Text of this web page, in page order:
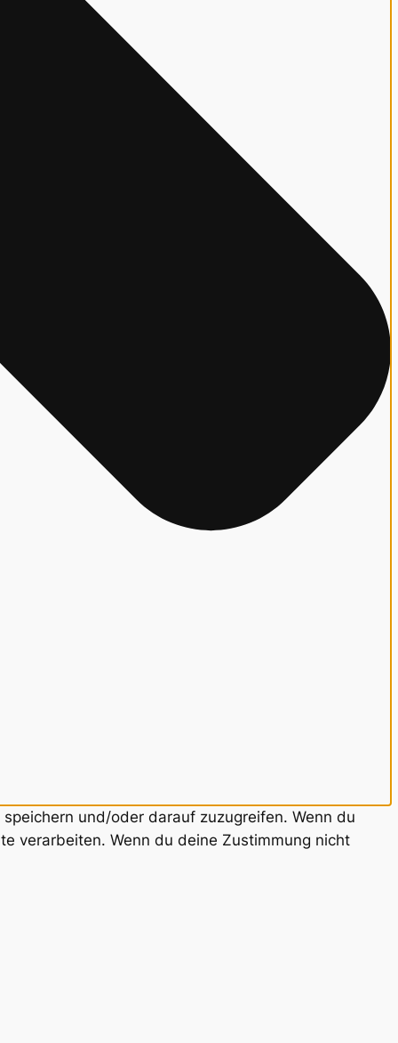
und/oder darauf zuzugreifen. Wenn du
verarbeiten. Wenn du deine Zustimmung nicht